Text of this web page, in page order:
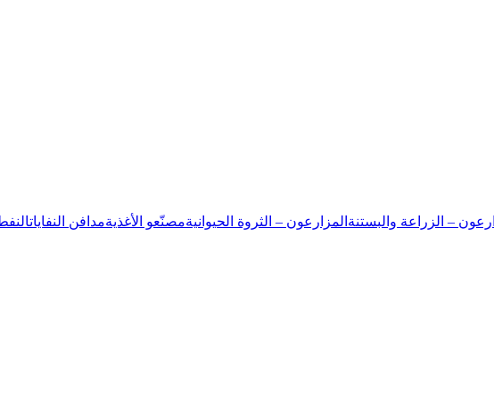
– الزراعة والبستنة المزارعون – الثروة الحيوانيةمصنّعو الأغذيةمدافن النفايات